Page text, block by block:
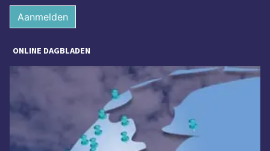
Aanmelden
ONLINE DAGBLADEN